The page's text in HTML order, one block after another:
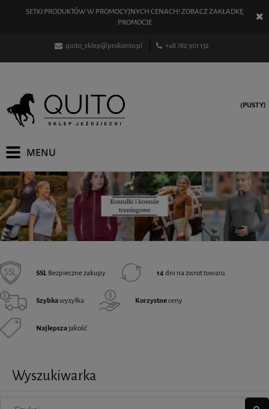
SETKI PRODUKTÓW W PROMOCYJNYCH CENACH! ZOBACZ ZAKŁADKĘ
PROMOCJE
quito_sklep@prokonto.pl +48 782 901 132
(PUSTY)
SSLBezpieczne zakupy 14dni na zwrot towaru
Szybkawysyłka Korzystneceny
Najlepszajakość
Wyszukiwarka